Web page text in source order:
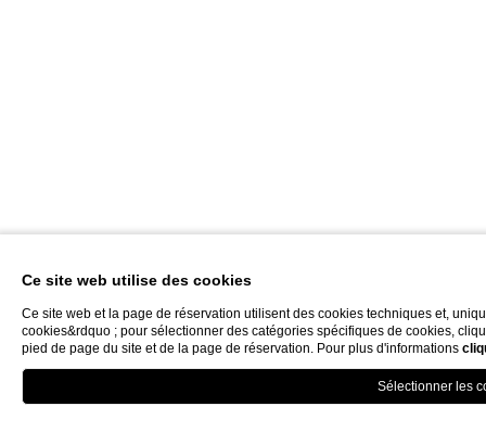
Ce site web utilise des cookies
Ce site web et la page de réservation utilisent des cookies techniques et,
cookies&rdquo ; pour sélectionner des catégories spécifiques de cookies,
pied de page du site et de la page de réservation. Pour plus d'informations